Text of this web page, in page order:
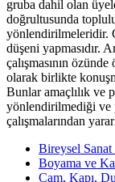
gruba dahil olan
doğrultusunda
yönlendirilmeleridir.
düşeni yapmasıdır.
çalışmasının
olarak birlikte
Bunlar amaçlılık ve
yönlendirilmediği ve
çalışmalarından
Bireysel
Boyama ve
Cam, Kapı,